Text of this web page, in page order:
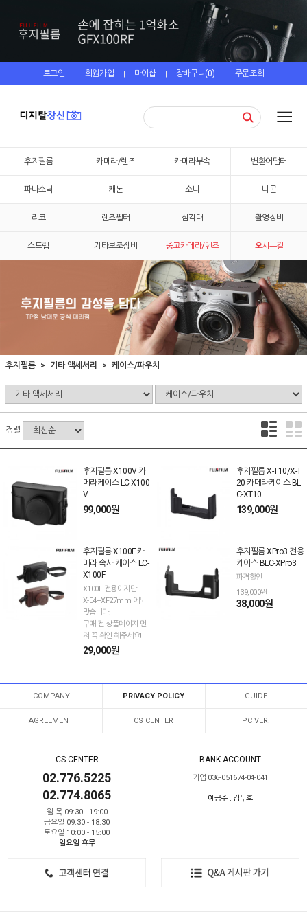
로그인 | 회원가입 | 마이샵 | 장바구니(0) | 주문조회
후지필름 카메라/렌즈 카메라부속 변환어댑터
파나소닉 캐논 소니 니콘
리코 렌즈필터 삼각대 촬영장비
스트랩 기타보조장비 중고카메라/렌즈 오시는길
후지필름 기타 액세서리 케이스/파우치
정렬
후지필름 X100V 카
메라케이스 LC-X100
V
99,000원
후지필름 X-T10/X-T
20 카메라케이스 BL
C-XT10
139,000원
후지필름 X100F 카
메라 속사 케이스 LC-
X100F
X100F 전용이지만
X-E4+XF27mm 에도
맞습니다.
구매 전 상품페이지 먼
저 꼭 확인 해주세요!
29,000원
후지필름 XPro3 전용
케이스 BLC-XPro3
파격할인
139,000원
38,000원
COMPANY PRIVACY POLICY GUIDE
AGREEMENT CS CENTER PC VER.
CS CENTER
02.776.5225
02.774.8065
월-목 09:30 - 19:00
금요일 09:30 - 18:30
토요일 10:00 - 15:00
일요일 휴무
BANK ACCOUNT
기업 036-051674-04-041
예금주 : 김두호